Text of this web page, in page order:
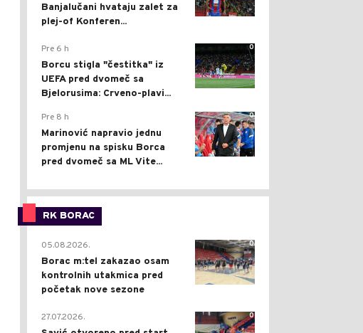
Banjalučani hvataju zalet za
plej-of Konferen...
0
Pre 6 h
Borcu stigla "čestitka" iz
UEFA pred dvomeč sa
Bjelorusima: Crveno-plavi...
0
Pre 8 h
Marinović napravio jednu
promjenu na spisku Borca
pred dvomeč sa ML Vite...
RK BORAC
0
05.08.2026.
Borac m:tel zakazao osam
kontrolnih utakmica pred
početak nove sezone
0
27.07.2026.